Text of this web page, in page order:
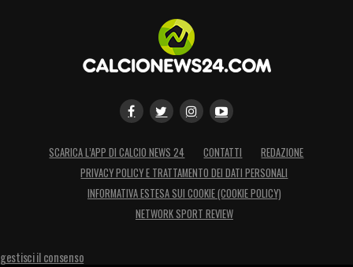
SCARICA L’APP DI CALCIO NEWS 24 CONTATTI
REDAZIONE
PRIVACY POLICY E TRATTAMENTO DEI DATI PERSONALI
INFORMATIVA ESTESA SUI COOKIE (COOKIE POLICY)
NETWORK SPORT REVIEW
gestisci il consenso